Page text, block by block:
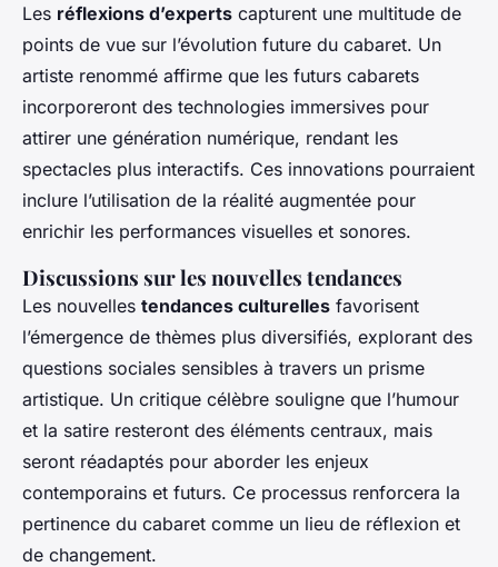
Les réflexions d’experts capturent une multitude de
points de vue sur l’évolution future du cabaret. Un
artiste renommé affirme que les futurs cabarets
incorporeront des technologies immersives pour
attirer une génération numérique, rendant les
spectacles plus interactifs. Ces innovations pourraient
inclure l’utilisation de la réalité augmentée pour
enrichir les performances visuelles et sonores.
Discussions sur les nouvelles tendances
Les nouvelles tendances culturelles favorisent
l’émergence de thèmes plus diversifiés, explorant des
questions sociales sensibles à travers un prisme
artistique. Un critique célèbre souligne que l’humour
et la satire resteront des éléments centraux, mais
seront réadaptés pour aborder les enjeux
contemporains et futurs. Ce processus renforcera la
pertinence du cabaret comme un lieu de réflexion et
de changement.